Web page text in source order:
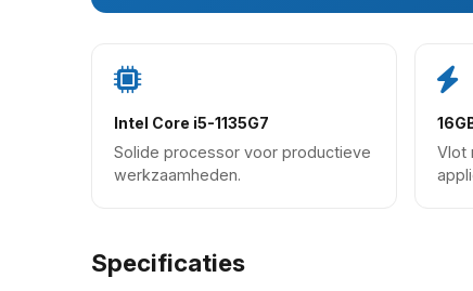
Intel Core i5-1135G7
Solide processor voor productieve
werkzaamheden.
Vlot
Specificaties